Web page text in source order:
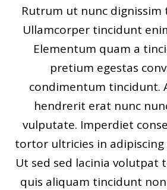
Rutrum ut nunc dignissim
Ullamcorper tincidunt
Elementum quam a
pretium egestas
condimentum tincidunt.
hendrerit erat nunc
vulputate. Imperdiet
tortor ultricies in adipiscing
Ut sed sed lacinia volutpat
quis aliquam tincidunt